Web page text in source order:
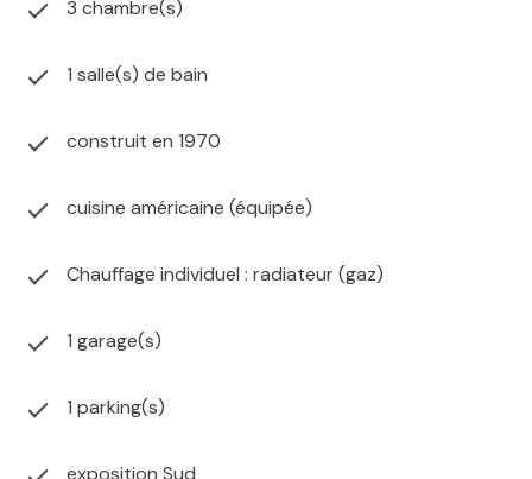
3 chambre(s)
1 salle(s) de bain
construit en 1970
cuisine américaine (équipée)
Chauffage individuel : radiateur (gaz)
1 garage(s)
1 parking(s)
exposition Sud